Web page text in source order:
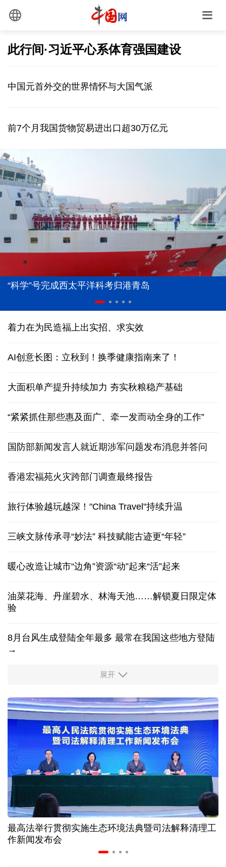
此行间·习近平心系体育强国建设
中国元首外交的世界情怀与大国气派
前7个月我国货物贸易进出口超30万亿元
“科学”号完成西太平洋科考归港青岛
着力在为民造福上出实招、求实效
AI创意长图：立秋到！换季健康指南来了！
大面积单产提升持续加力 夯实秋粮稳产基础
“紧紧抓住那些惠及面广、牵一发而动全身的工作”
国防部新闻发言人就近期涉军问题发布消息并答问
香港宏福苑火灾跨部门调查最终报告
旅行体验越玩越深！"China Travel"持续升温
三峡文脉传承寻“妙法” 科技赋能古迹更“年轻”
暖心改造让城市“边角”资源“动”起来“活”起来
油菜花海、丹崖碧水、林海天池……解锁夏日限定体
验
8月台风生成登陆全年最多 最常在我国这些地方登陆
→
柔性制造，高效匹配差异化需求
上海打通脑机接口技术走向市场的“三道关”
活力中国调研行｜江淮大地，科技成果正落地生“金”
上半年规模以上工业中小企业增加值同比增长5.8%
从纪念馆到采油一线，新时代石油人这样传承铁人精
神
创新涌动，坚韧向前——解读前7个月我国外贸成绩
展开
最高法举行贯彻实施生态环境法典暨司法解释清理工
作新闻发布会